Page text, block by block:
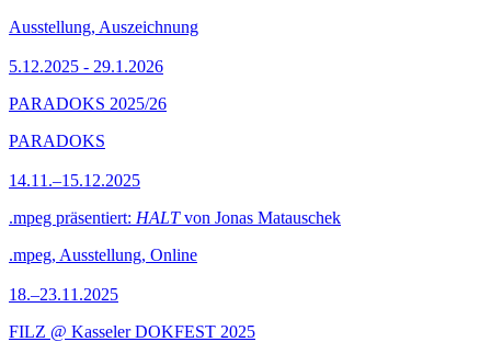
Ausstellung, Auszeichnung
5.12.2025 - 29.1.2026
PARADOKS 2025/26
PARADOKS
14.11.–15.12.2025
.mpeg präsentiert: HALTvon Jonas Matauschek
.mpeg, Ausstellung, Online
18.–23.11.2025
FILZ @ Kasseler DOKFEST 2025